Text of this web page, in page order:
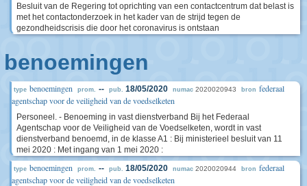
Besluit van de Regering tot oprichting van een contactcentrum dat belast is
met het contactonderzoek in het kader van de strijd tegen de
gezondheidscrisis die door het coronavirus is ontstaan
benoemingen
type benoemingen prom. -- pub. 18/05/2020 numac 2020020943 bron federaal
agentschap voor de veiligheid van de voedselketen
Personeel. - Benoeming in vast dienstverband Bij het Federaal
Agentschap voor de Veiligheid van de Voedselketen, wordt in vast
dienstverband benoemd, in de klasse A1 : Bij ministerieel besluit van 11
mei 2020 : Met ingang van 1 mei 2020 :
type benoemingen prom. -- pub. 18/05/2020 numac 2020020944 bron federaal
agentschap voor de veiligheid van de voedselketen